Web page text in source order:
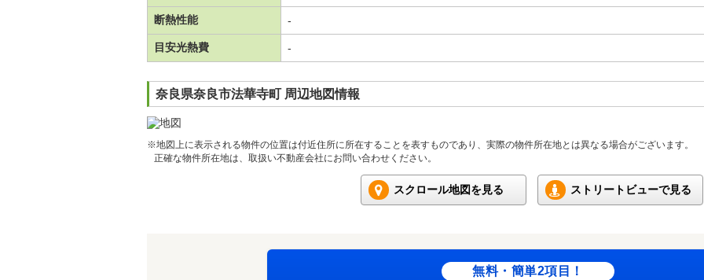
断熱性能 -
目安光熱費 -
奈良県奈良市法華寺町 周辺地図情報
※地図上に表示される物件の位置は付近住所に所在することを表すものであり、実際の物件所在地とは異なる場合がございます。
正確な物件所在地は、取扱い不動産会社にお問い合わせください。
スクロール地図を見る ストリートビューで見る
無料・簡単2項目！